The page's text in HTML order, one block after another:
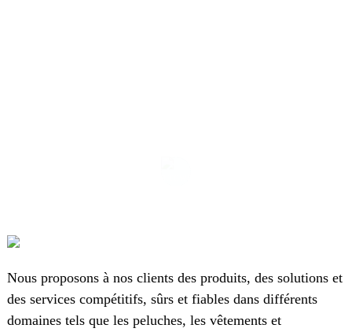
Nous proposons à nos clients des produits, des solutions et
des services compétitifs, sûrs et fiables dans différents
domaines tels que les peluches, les vêtements et